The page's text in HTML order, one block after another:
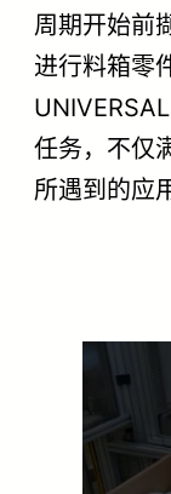
周期开始前
进行料箱零
任务，不仅
所遇到的应